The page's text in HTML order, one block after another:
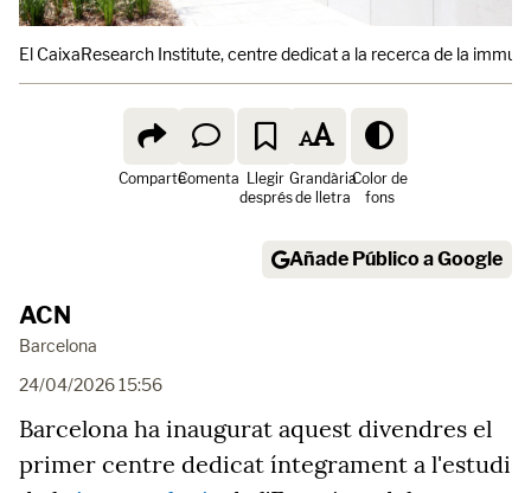
El CaixaResearch Institute, centre dedicat a la recerca de la
ComparteComenta Llegir
després
Grandària
de lletra
Color de
fons
Añade Público a Google
ACN
Barcelona
24/04/2026 15:56
Barcelona ha inaugurat aquest divendres el
primer centre dedicat íntegrament a l'estudi